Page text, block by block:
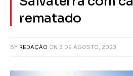
rematado
BY REDAÇÃO ON 3 DE AGOSTO, 2023